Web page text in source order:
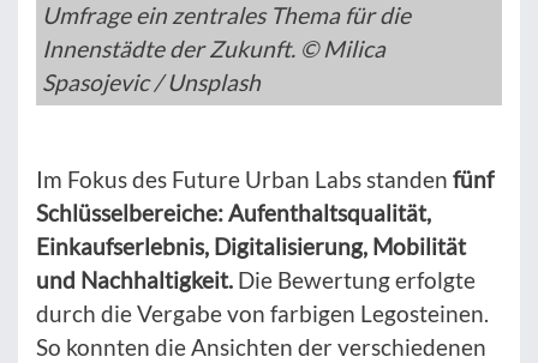
Umfrage ein zentrales Thema für die
Innenstädte der Zukunft. © Milica
Spasojevic / Unsplash
Im Fokus des Future Urban Labs standen fünf
Schlüsselbereiche: Aufenthaltsqualität,
Einkaufserlebnis, Digitalisierung, Mobilität
und Nachhaltigkeit. Die Bewertung erfolgte
durch die Vergabe von farbigen Legosteinen.
So konnten die Ansichten der verschiedenen